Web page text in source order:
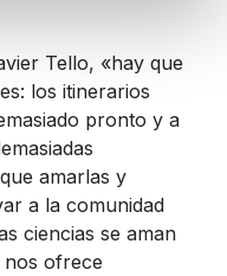
Tello, «hay que
los itinerarios
pronto y a
amarlas y
a la comunidad
ciencias se aman
nos ofrece